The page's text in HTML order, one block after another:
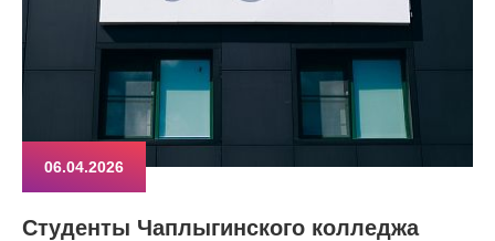
06.04.2026
Студенты Чаплыгинского колледжа